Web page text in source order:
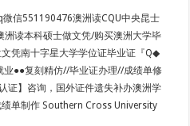
信551190476澳洲读CQU中央昆士
洲读本科硕士做文凭/购买澳洲大学毕
凭南十字星大学学位证毕业证『Q◆
●●复刻精仿//毕业证办理//成绩单修
证】咨询，国外证件遗失补办澳洲学
单制作 Southern Cross University